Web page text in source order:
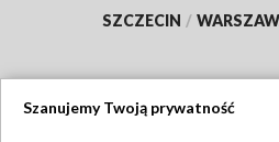
SZCZECIN /
Szanujemy Twoją prywatność